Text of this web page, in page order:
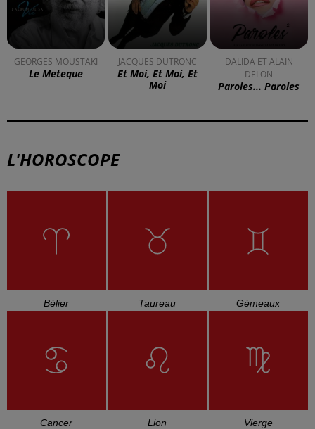
GEORGES MOUSTAKI
Le Meteque
JACQUES DUTRONC
Et Moi, Et Moi, Et
Moi
DALIDA ET ALAIN
DELON
Paroles... Paroles
L'HOROSCOPE
Bélier Taureau Gémeaux
Cancer Lion Vierge